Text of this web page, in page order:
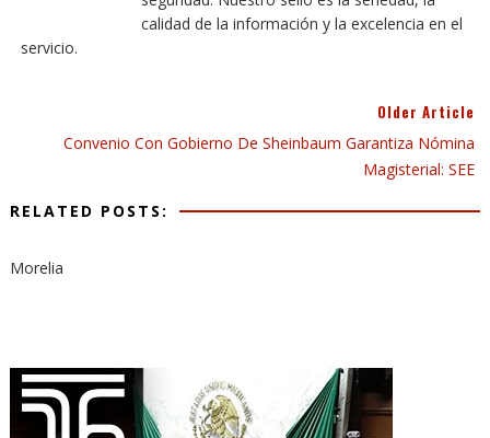
calidad de la información y la excelencia en el
servicio.
Older Article
Convenio Con Gobierno De Sheinbaum Garantiza Nómina
Magisterial: SEE
RELATED POSTS:
Morelia